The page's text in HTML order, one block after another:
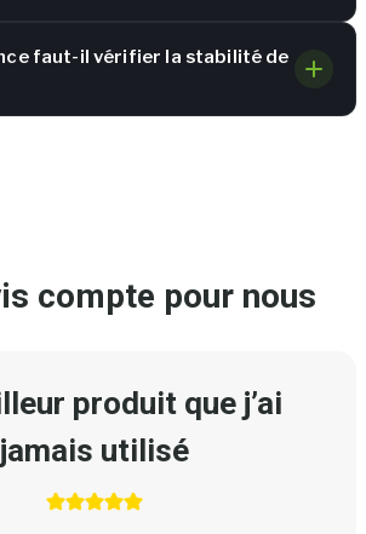
faut-il vérifier la stabilité de
compte pour nous
produit que j’ai
jamais utilisé